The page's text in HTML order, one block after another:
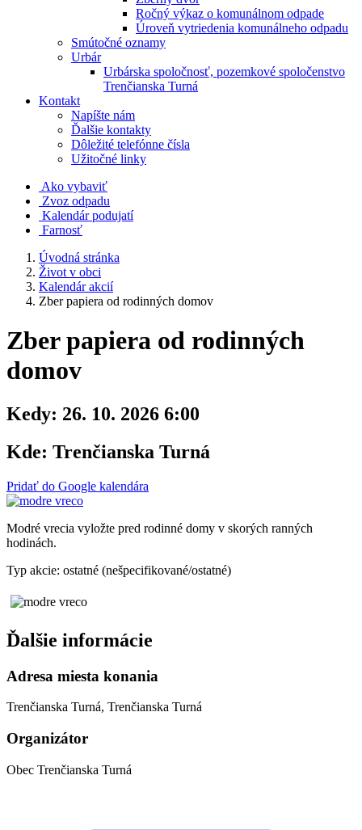
Ročný výkaz o komunálnom odpade
Úroveň vytriedenia komunálneho odpadu
Smútočné oznamy
Urbár
Urbárska spoločnosť, pozemkové spoločenstvo
Trenčianska Turná
Kontakt
Napíšte nám
Ďalšie kontakty
Dôležité telefónne čísla
Užitočné linky
Ako vybaviť
Zvoz odpadu
Kalendár podujatí
Farnosť
Úvodná stránka
Život v obci
Kalendár akcií
Zber papiera od rodinných domov
Zber papiera od rodinných
domov
Kedy: 26. 10. 2026 6:00
Kde: Trenčianska Turná
Pridať do Google kalendára
Modré vrecia vyložte pred rodinné domy v skorých ranných
hodinách.
Typ akcie: ostatné (nešpecifikované/ostatné)
Ďalšie informácie
Adresa miesta konania
Trenčianska Turná, Trenčianska Turná
Organizátor
Obec Trenčianska Turná